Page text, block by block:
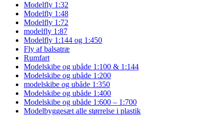
Modelfly 1:32
Modelfly 1:48
Modelfly 1:72
modelfly 1:87
Modelfly 1:144 og 1:450
Fly af balsatræ
Rumfart
Modelskibe og ubåde 1:100 & 1:144
Modelskibe og ubåde 1:200
modelskibe og ubåde 1:350
Modelskibe og ubåde 1:400
Modelskibe og ubåde 1:600 – 1:700
Modelbyggesæt alle størrelse i plastik